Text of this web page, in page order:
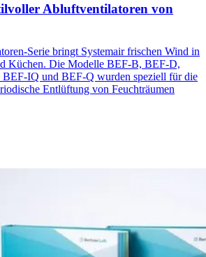
Abluftventilatoren von
Serie bringt Systemair frischen Wind in
Küchen. Die Modelle BEF-B, BEF-D,
IQ und BEF-Q wurden speziell für die
Entlüftung von Feuchträumen